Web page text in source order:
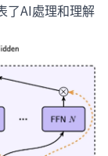
了AI處理和理解